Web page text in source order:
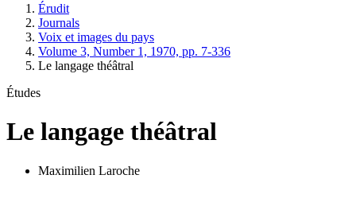
Érudit
Journals
Voix et images du pays
Volume 3, Number 1, 1970, pp. 7-336
Le langage théâtral
Études
Le langage théâtral
Maximilien Laroche